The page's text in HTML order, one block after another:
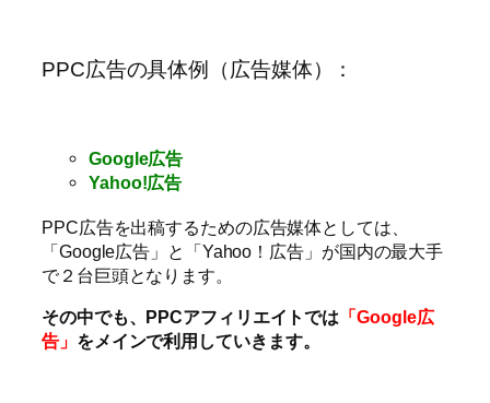
PPC広告の具体例（広告媒体）：
Google広告
Yahoo!広告
PPC広告を出稿するための広告媒体としては、
「Google広告」と「Yahoo！広告」が国内の最大手
で２台巨頭となります。
その中でも、PPCアフィリエイトでは 「Google広
告」 をメインで利用していきます。